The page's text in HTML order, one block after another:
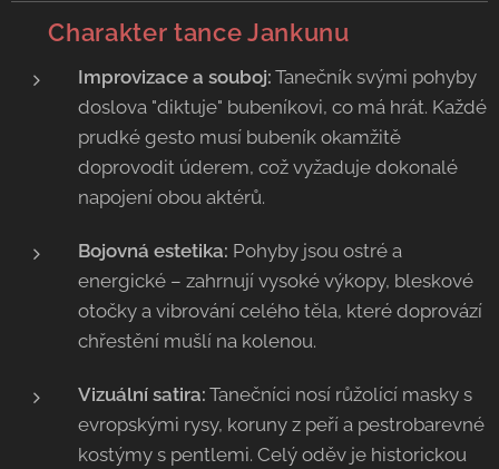
💃 Charakter tance Jankunu
Improvizace a souboj: Tanečník svými pohyby
doslova "diktuje" bubeníkovi, co má hrát. Každé
prudké gesto musí bubeník okamžitě
doprovodit úderem, což vyžaduje dokonalé
napojení obou aktérů.
Bojovná estetika: Pohyby jsou ostré a
energické – zahrnují vysoké výkopy, bleskové
otočky a vibrování celého těla, které doprovází
chřestění mušlí na kolenou.
Vizuální satira: Tanečníci nosí růžolící masky s
evropskými rysy, koruny z peří a pestrobarevné
kostýmy s pentlemi. Celý oděv je historickou